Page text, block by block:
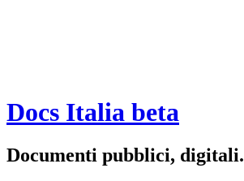
Docs Italia beta
Documenti pubblici, digitali.